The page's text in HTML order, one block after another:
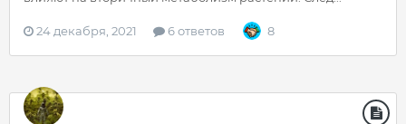
24 декабря, 2021 6 ответов 8